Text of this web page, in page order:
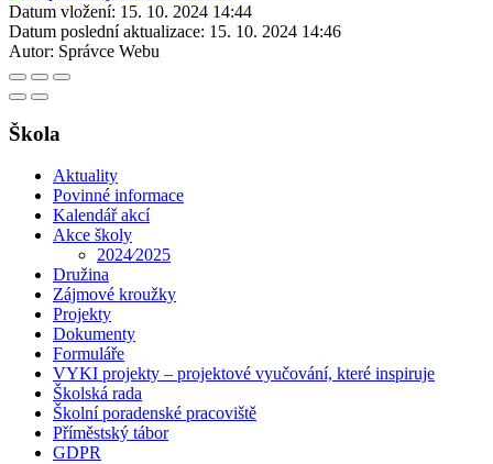
Datum vložení: 15. 10. 2024 14:44
Datum poslední aktualizace: 15. 10. 2024 14:46
Autor: Správce Webu
Škola
Aktuality
Povinné informace
Kalendář akcí
Akce školy
2024⁄2025
Družina
Zájmové kroužky
Projekty
Dokumenty
Formuláře
VYKI projekty – projektové vyučování, které inspiruje
Školská rada
Školní poradenské pracoviště
Příměstský tábor
GDPR